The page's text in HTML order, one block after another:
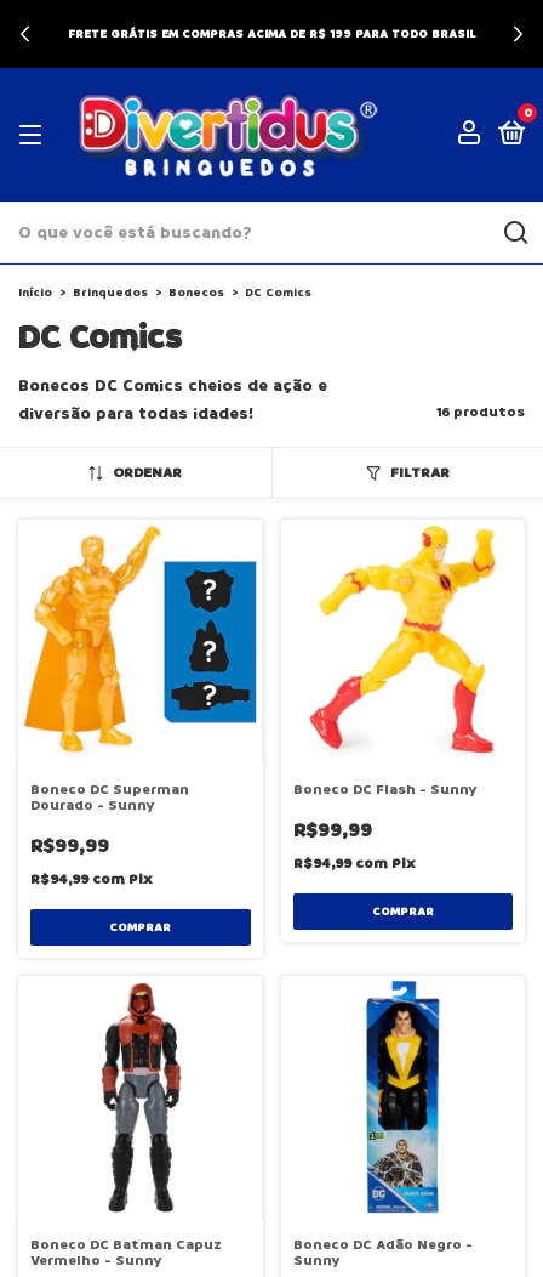
FRETE GRÁTIS EM COMPRAS ACIMA DE R$ 199 PARA TODO BRASIL
0
Início > Brinquedos > Bonecos > DC Comics
DC Comics
Bonecos DC Comics cheios de ação e
diversão para todas idades!
16 produtos
ORDENAR FILTRAR
Boneco DC Superman
Dourado - Sunny
R$99,99
R$94,99com Pix
COMPRAR
Boneco DC Flash - Sunny
R$99,99
R$94,99com Pix
COMPRAR
Boneco DC Batman Capuz
Vermelho - Sunny
Boneco DC Adão Negro -
Sunny